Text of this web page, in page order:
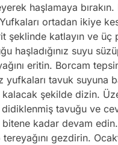
haşlamaya bırakın.
ortadan ikiye
şeklinde katlayın ve üç
haşladığınız suyu
eritin. Borcam
yufkaları tavuk suyuna
kalacak şekilde dizin.
didiklenmiş tavuğu ve
kadar devam edin.
gezdirin.